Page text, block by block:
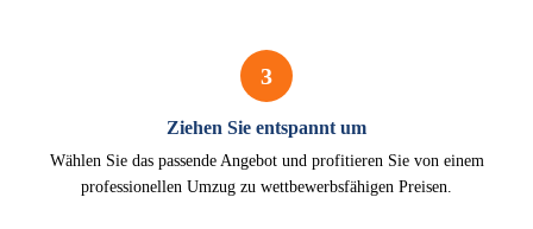
3
Ziehen Sie entspannt um
Wählen Sie das passende Angebot und profitieren Sie von einem
professionellen Umzug zu wettbewerbsfähigen Preisen.